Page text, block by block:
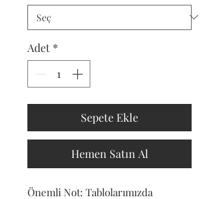
Adet *
Sepete Ekle
Hemen Satın Al
Önemli Not: Tablolarımızda